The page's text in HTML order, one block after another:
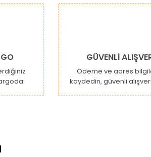
veya görüntülenemiyor.
bilgiler bulunuyor.
bulunuyor.
daha pahalı.
alternatifler olmalı.
GÜVENLİ
Ödeme ve adres
kaydedin, güvenli